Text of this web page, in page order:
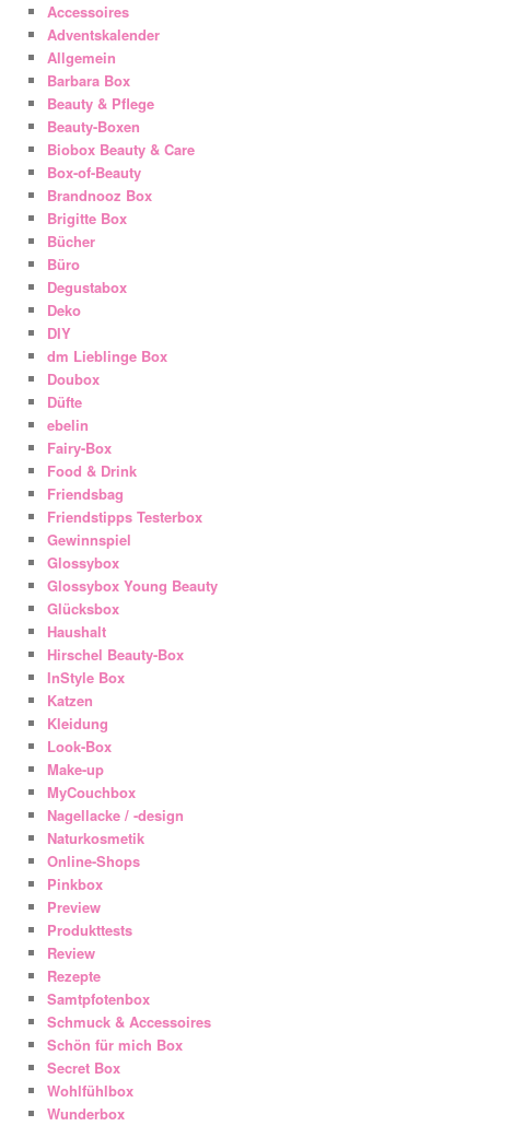
Accessoires
Adventskalender
Allgemein
Barbara Box
Beauty & Pflege
Beauty-Boxen
Biobox Beauty & Care
Box-of-Beauty
Brandnooz Box
Brigitte Box
Bücher
Büro
Degustabox
Deko
DIY
dm Lieblinge Box
Doubox
Düfte
ebelin
Fairy-Box
Food & Drink
Friendsbag
Friendstipps Testerbox
Gewinnspiel
Glossybox
Glossybox Young Beauty
Glücksbox
Haushalt
Hirschel Beauty-Box
InStyle Box
Katzen
Kleidung
Look-Box
Make-up
MyCouchbox
Nagellacke / -design
Naturkosmetik
Online-Shops
Pinkbox
Preview
Produkttests
Review
Rezepte
Samtpfotenbox
Schmuck & Accessoires
Schön für mich Box
Secret Box
Wohlfühlbox
Wunderbox